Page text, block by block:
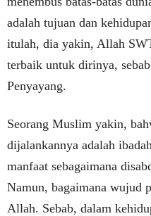
adalah tujuan dan
itulah, dia yakin, Allah
terbaik untuk dirinya,
Penyayang.
Seorang Muslim yakin,
dijalankannya adalah
manfaat sebagaimana
Namun, bagaimana wujud
Allah. Sebab, dalam